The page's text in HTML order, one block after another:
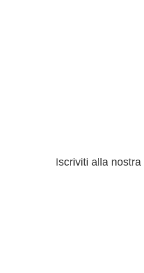
Iscriviti alla nostra